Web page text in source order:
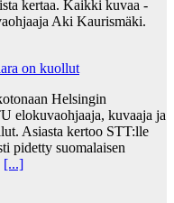
kertaa. Kaikki kuvaa -
Aki Kaurismäki.
on kuollut
Helsingin
elokuvaohjaaja, kuvaaja ja
Asiasta kertoo STT:lle
pidetty suomalaisen
[...]